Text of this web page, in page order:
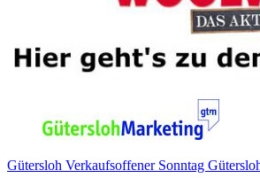
Gütersloh Verkaufsoffener Sonntag